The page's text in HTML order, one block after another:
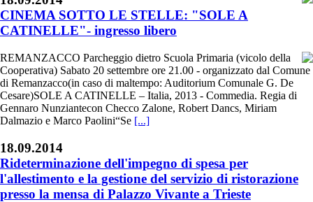
CINEMA SOTTO LE STELLE: "SOLE A
CATINELLE"- ingresso libero
REMANZACCO Parcheggio dietro Scuola Primaria (vicolo della
Cooperativa) Sabato 20 settembre ore 21.00 - organizzato dal Comune
di Remanzacco(in caso di maltempo: Auditorium Comunale G. De
Cesare)SOLE A CATINELLE – Italia, 2013 - Commedia. Regia di
Gennaro Nunziantecon Checco Zalone, Robert Dancs, Miriam
Dalmazio e Marco Paolini“Se [...]
18.09.2014
Rideterminazione dell'impegno di spesa per
l'allestimento e la gestione del servizio di ristorazione
presso la mensa di Palazzo Vivante a Trieste